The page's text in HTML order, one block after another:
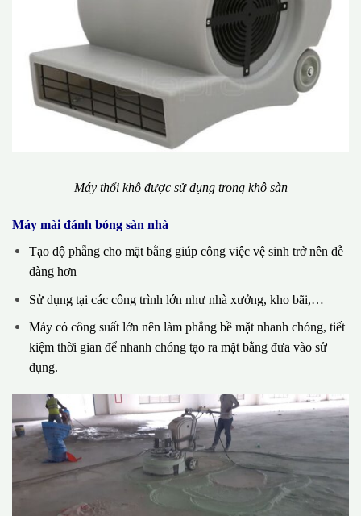
Máy thổi khô được sử dụng trong khô sàn
Máy mài đánh bóng sàn nhà
Tạo độ phẵng cho mặt bằng giúp công việc vệ sinh trở nên dễ
dàng hơn
Sử dụng tại các công trình lớn như nhà xưởng, kho bãi,…
Máy có công suất lớn nên làm phẳng bề mặt nhanh chóng, tiết
kiệm thời gian để nhanh chóng tạo ra mặt bằng đưa vào sử
dụng.